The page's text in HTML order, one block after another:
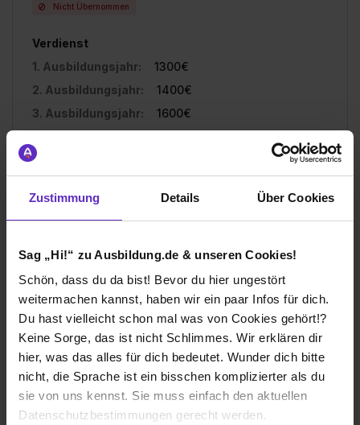
Zustimmung Details Über Cookies
Sag „Hi!“ zu Ausbildung.de & unseren Cookies!
Schön, dass du da bist! Bevor du hier ungestört
weitermachen kannst, haben wir ein paar Infos für dich.
Du hast vielleicht schon mal was von Cookies gehört!?
Keine Sorge, das ist nicht Schlimmes. Wir erklären dir
hier, was das alles für dich bedeutet. Wunder dich bitte
nicht, die Sprache ist ein bisschen komplizierter als du
sie von uns kennst. Sie muss einfach den aktuellen
Datenschutzbestimmungen gerecht werden.
Nicht Übernommen
Verdienst
1. Ausbildungsjahr:
1300€
2. Ausbildungsjahr:
1400€
3. Ausbildungsjahr:
1600€
Ich würde diese Firma
Wie gefällt dir die Ausbildung bei deiner
Firma?
Die Mitarbeiter dieser Firma sind sehr freundlich und es
ist eine gute Arbeitsumgebung.